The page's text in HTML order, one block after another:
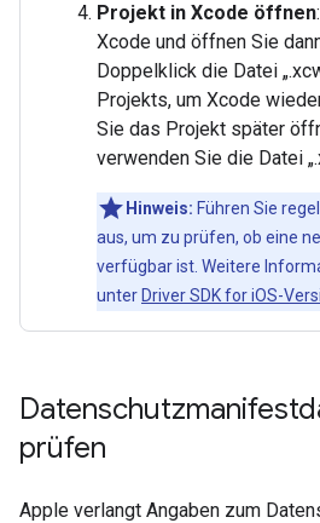
Projekt in Xcode öffnen
Xcode und öffnen Sie
Doppelklick die Datei
Projekts, um Xcode
Sie das Projekt später
verwenden Sie die Datei
Hinweis: Führen Sie
aus, um zu prüfen, ob eine
verfügbar ist. Weitere
unter Driver SDK for iOS-
prüfen
Apple verlangt Angaben zum